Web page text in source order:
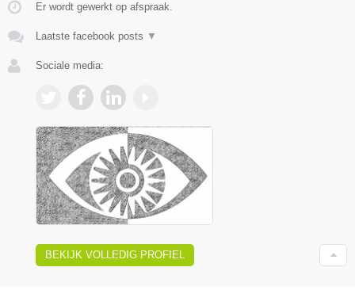
Er wordt gewerkt op afspraak.
Laatste facebook posts ▼
Sociale media:
BEKIJK VOLLEDIG PROFIEL